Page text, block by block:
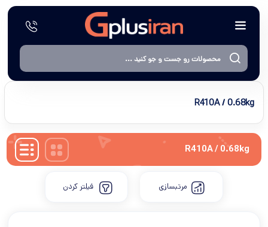
R410A / 0.68kg
R410A / 0.68kg
مرتبسازی فیلتر کردن